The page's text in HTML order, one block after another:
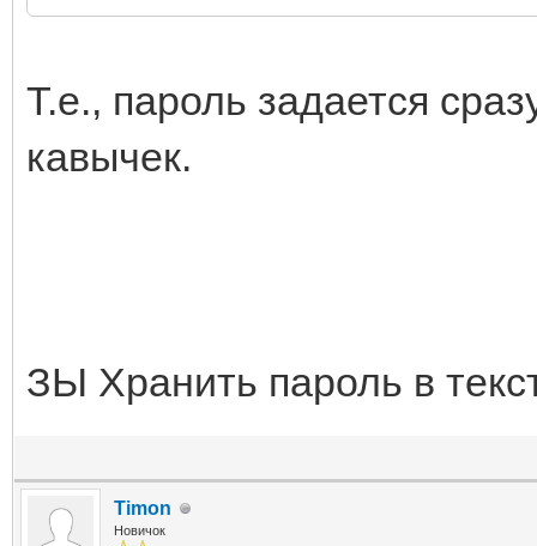
Т.е., пароль задается
кавычек.
ЗЫ Хранить пароль в
Timon
Новичок